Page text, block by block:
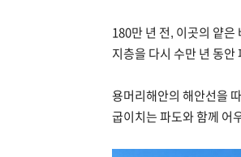
180만 년 전, 이곳의 얕은
지층을 다시 수만 년 동안
용머리해안의 해안선을
굽이치는 파도와 함께 어